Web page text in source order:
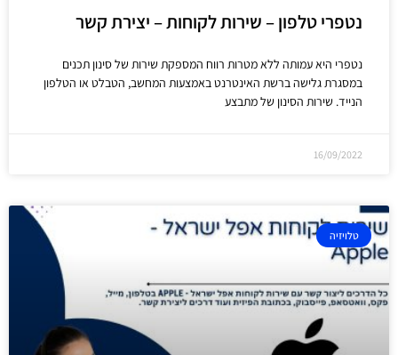
נטפרי טלפון – שירות לקוחות – יצירת קשר
נטפרי היא עמותה ללא מטרות רווח המספקת שירות של סינון תכנים
במסגרת גלישה ברשת האינטרנט באמצעות המחשב, הטבלט או הטלפון
הנייד. שירות הסינון של מתבצע
16/09/2022
טלויזיה